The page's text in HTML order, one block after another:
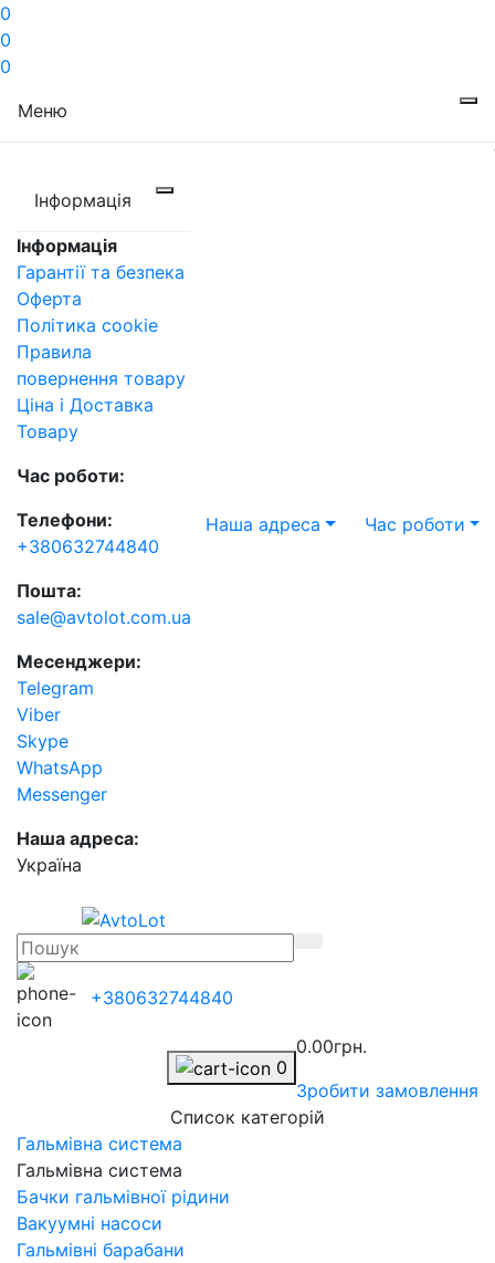
0
0
0
Меню
Інформація
Інформація
Гарантії та безпека
Оферта
Політика cookie
Правила
повернення товару
Ціна і Доставка
Товару
Час роботи:
Телефони:
+380632744840
Пошта:
sale@avtolot.com.ua
Месенджери:
Telegram
Viber
Skype
WhatsApp
Messenger
Наша адреса:
Українa
Наша адреса Час роботи
+380632744840
0
0.00грн.
Зробити замовлення
Список категорій
Гальмівна система
Гальмівна система
Бачки гальмівної рідини
Вакуумні насоси
Гальмівні барабани